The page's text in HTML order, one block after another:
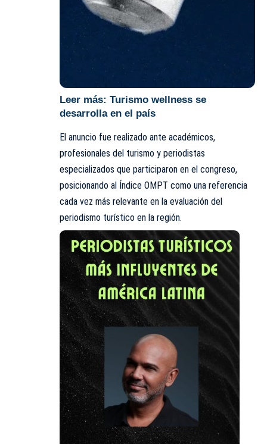
Leer más: Turismo wellness se
desarrolla en el país
El anuncio fue realizado ante académicos,
profesionales del turismo y periodistas
especializados que participaron en el congreso,
posicionando al Índice OMPT como una referencia
cada vez más relevante en la evaluación del
periodismo turístico en la región.